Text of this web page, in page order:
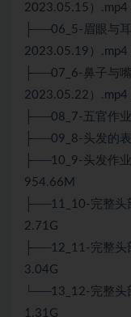
2023.05.15）.mp4
├──06_5-眉眼与
2023.05.19）.mp4
├──07_6-鼻子与
2023.05.22）.mp4
├──08_7-五官作
├──09_8-头发的
├──10_9-头发作
954.66M
├──11_10-完整头
2.71G
├──12_11-完整头
3.04G
└──13_12-完整头
1.31G